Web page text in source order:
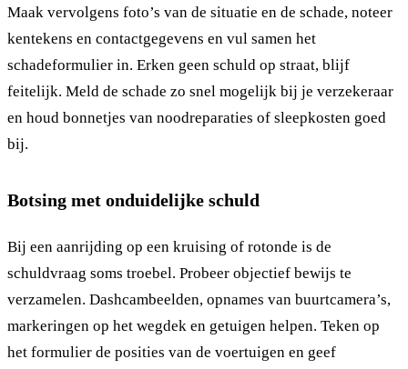
Maak vervolgens foto’s van de situatie en de schade, noteer
kentekens en contactgegevens en vul samen het
schadeformulier in. Erken geen schuld op straat, blijf
feitelijk. Meld de schade zo snel mogelijk bij je verzekeraar
en houd bonnetjes van noodreparaties of sleepkosten goed
bij.
Botsing met onduidelijke schuld
Bij een aanrijding op een kruising of rotonde is de
schuldvraag soms troebel. Probeer objectief bewijs te
verzamelen. Dashcambeelden, opnames van buurtcamera’s,
markeringen op het wegdek en getuigen helpen. Teken op
het formulier de posities van de voertuigen en geef